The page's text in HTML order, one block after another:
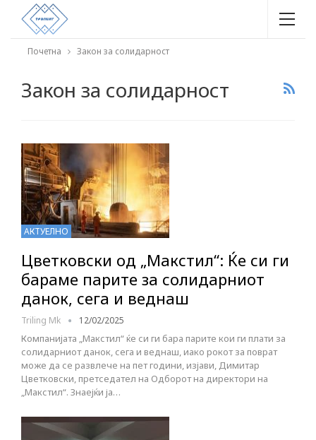
Почетна Закон за солидарност
Закон за солидарност
АКТУЕЛНО
Цветковски од „Макстил“: Ќе си ги
бараме парите за солидарниот
данок, сега и веднаш
Triling Mk 12/02/2025
Компанијата „Макстил“ ќе си ги бара парите кои ги плати за
солидарниот данок, сега и веднаш, иако рокот за поврат
може да се развлече на пет години, изјави, Димитар
Цветковски, претседател на Одборот на директори на
„Макстил“. Знаејќи ја…